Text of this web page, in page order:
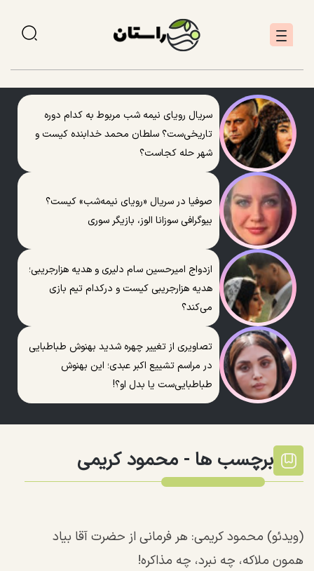
سریال رویای نیمه شب مربوط به کدام دوره
تاریخی‌ست؟ سلطان محمد خدابنده کیست و
شهر حله کجاست؟
صوفیا در سریال «رویای نیمه‌شب» کیست؟
بیوگرافی سوزانا الوز، بازیگر سوری
ازدواج امیرحسین سام دلیری و هدیه هزارجریبی؛
هدیه هزارجریبی کیست و درکدام تیم بازی
می‌کند؟
تصاویری از تغییر چهره شدید بهنوش طباطبایی
در مراسم تشییع اکبر عبدی؛ این بهنوش
طباطبایی‌ست یا بدل او؟!
برچسب ها - محمود کریمی
(ویدئو) محمود کریمی: هر فرمانی از حضرت آقا بیاد
همون ملاکه، چه نبرد، چه مذاکره!